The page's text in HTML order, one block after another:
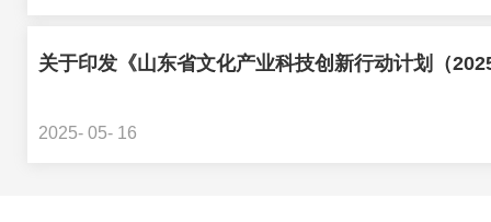
关于印发《山东省文化产业科技创新行动计划（
2025- 05- 16